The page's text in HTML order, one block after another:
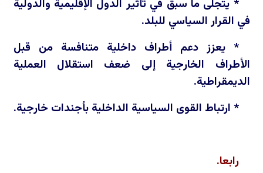
* يتجلى ما سبق في تأثير الدول الإقليمية والدولية
في القرار السياسي للبلد.
* يعزز دعم أطراف داخلية متنافسة من قبل
الأطراف الخارجية إلى ضعف استقلال العملية
الديمقراطية.
* ارتباط القوى السياسية الداخلية بأجندات خارجية.
رابعا.